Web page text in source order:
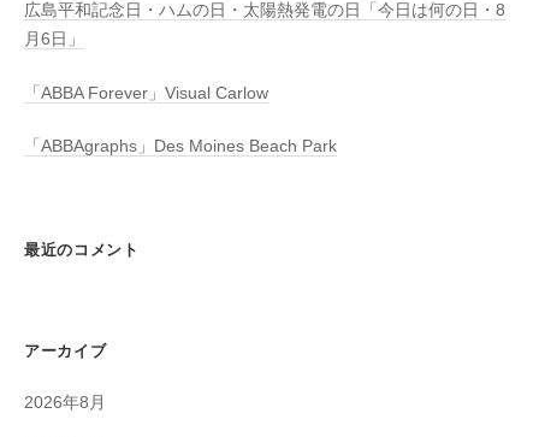
広島平和記念日・ハムの日・太陽熱発電の日「今日は何の日・8
月6日」
「ABBA Forever」Visual Carlow
「ABBAgraphs」Des Moines Beach Park
最近のコメント
アーカイブ
2026年8月